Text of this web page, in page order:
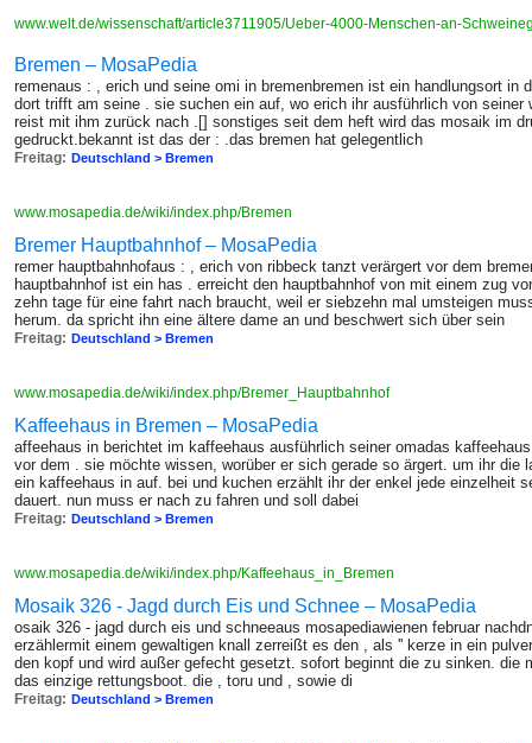
www.welt.de/wissenschaft/article3711905/Ueber-4000-Menschen-an-
Bremen – MosaPedia
remenaus : , erich und seine omi in bremenbremen ist ein handlungsort in
dort trifft am seine . sie suchen ein auf, wo erich ihr ausführlich von
reist mit ihm zurück nach .[] sonstiges seit dem heft wird das mosaik im
gedruckt.bekannt ist das der : .das bremen hat gelegentlich
Freitag: Deutschland > Bremen
www.mosapedia.de/wiki/index.php/Bremen
Bremer Hauptbahnhof – MosaPedia
remer hauptbahnhofaus : , erich von ribbeck tanzt verärgert vor dem
hauptbahnhof ist ein has . erreicht den hauptbahnhof von mit einem zug
zehn tage für eine fahrt nach braucht, weil er siebzehn mal umsteigen
herum. da spricht ihn eine ältere dame an und beschwert sich über sein
Freitag: Deutschland > Bremen
www.mosapedia.de/wiki/index.php/Bremer_Hauptbahnhof
Kaffeehaus in Bremen – MosaPedia
affeehaus in berichtet im kaffeehaus ausführlich seiner omadas
vor dem . sie möchte wissen, worüber er sich gerade so ärgert. um ihr die
ein kaffeehaus in auf. bei und kuchen erzählt ihr der enkel jede einzelheit
dauert. nun muss er nach zu fahren und soll dabei
Freitag: Deutschland > Bremen
www.mosapedia.de/wiki/index.php/Kaffeehaus_in_Bremen
Mosaik 326 - Jagd durch Eis und Schnee – MosaPedia
osaik 326 - jagd durch eis und schneeaus mosapediawienen februar
erzählermit einem gewaltigen knall zerreißt es den , als '' kerze in ein
den kopf und wird außer gefecht gesetzt. sofort beginnt die zu sinken. die
das einzige rettungsboot. die , toru und , sowie di
Freitag: Deutschland > Bremen